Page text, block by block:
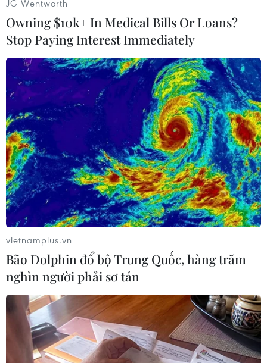
#xả súng #nhóm vũ trang
#tình hình bạo lực
#phong tỏa hiện trường
Mexico
Theo dõi VietnamPlus
TIN LIÊN QUAN
JG Wentworth
Owning $10k+ In Medical Bills Or Loans?
Stop Paying Interest Immediately
vietnamplus.vn
Bão Dolphin đổ bộ Trung Quốc, hàng trăm
nghìn người phải sơ tán